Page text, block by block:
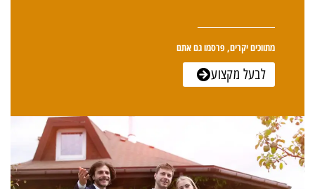
מתווכים יקרים, פרסמו גם אתם
לבעל מקצוע